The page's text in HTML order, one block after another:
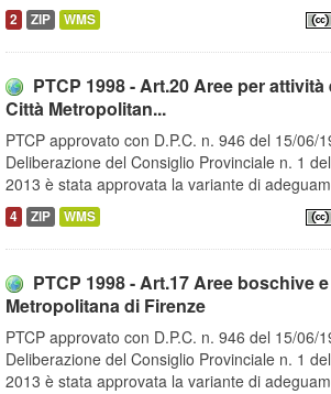
2 ZIP WMS
PTCP 1998 - Art.20 Aree per
Città Metropolitan...
PTCP approvato con D.P.C. n. 946 del 15/06/
Deliberazione del Consiglio Provinciale n. 1
2013 è stata approvata la variante di
4 ZIP WMS
PTCP 1998 - Art.17 Aree boschive
Metropolitana di Firenze
PTCP approvato con D.P.C. n. 946 del 15/06/
Deliberazione del Consiglio Provinciale n. 1
2013 è stata approvata la variante di